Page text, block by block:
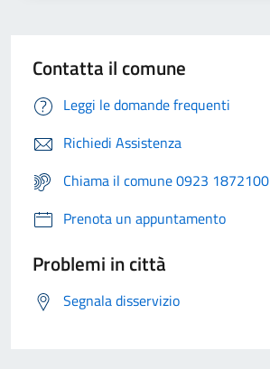
Contatta il comune
Leggi le domande frequenti
Richiedi Assistenza
Chiama il comune 0923 1872100
Prenota un appuntamento
Problemi in città
Segnala disservizio